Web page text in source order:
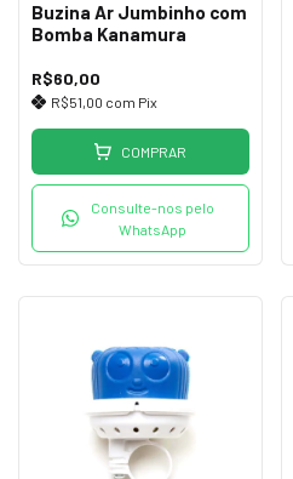
Buzina Ar Jumbinho com
Bomba Kanamura
R$60,00
R$51,00 com Pix
COMPRAR
Consulte-nos pelo
WhatsApp